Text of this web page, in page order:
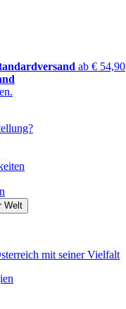
ab € 54,90
mit seiner Vielfalt